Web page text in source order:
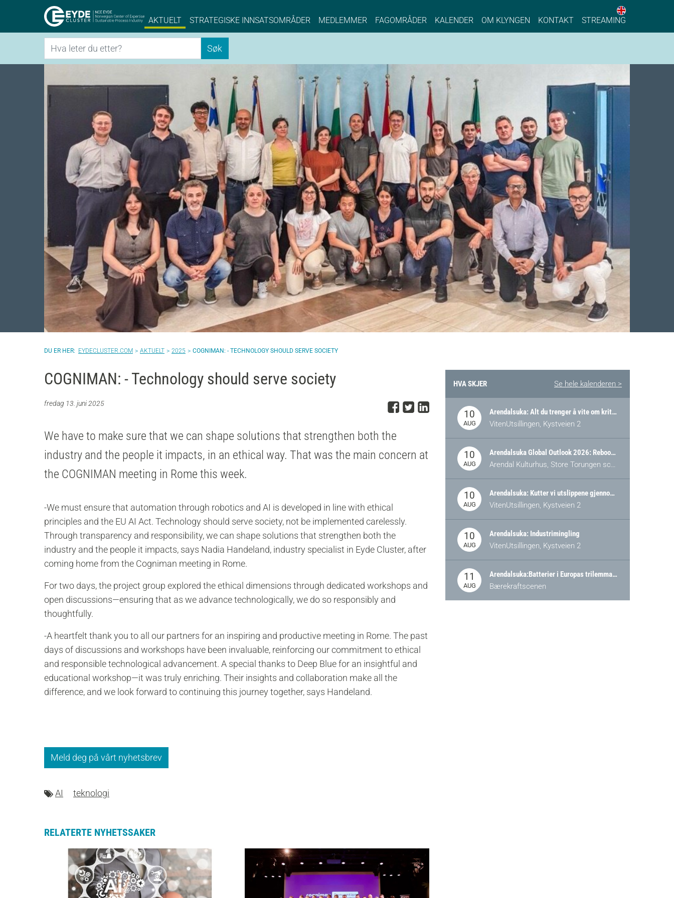
Eyde-Cluster | NCE EYDE, Norwegian Center of Expertise, Sustainable Process Industry
AKTUELT STRATEGISKE INNSATSOMRÅDER MEDLEMMER FAGOMRÅDER KALENDER OM KLYNGEN KONTAKT STREAMING
English
Søk Søk
EYDECLUSTER.COM AKTUELT 2025 COGNIMAN: - TECHNOLOGY SHOULD SERVE SOCIETY
COGNIMAN: - Technology should serve society
fredag 13. juni 2025 Del på Facebook
Del på Twitter
Del på LinkedIn
We have to make sure that we can shape solutions that strengthen both the
industry and the people it impacts, in an ethical way. That was the main concern at
the COGNIMAN meeting in Rome this week.
-We must ensure that automation through robotics and AI is developed in line with ethical
principles and the EU AI Act. Technology should serve society, not be implemented carelessly.
Through transparency and responsibility, we can shape solutions that strengthen both the
industry and the people it impacts, says Nadia Handeland, industry specialist in Eyde Cluster, after
coming home from the Cogniman meeting in Rome.
For two days, the project group explored the ethical dimensions through dedicated workshops and
open discussions—ensuring that as we advance technologically, we do so responsibly and
thoughtfully.
-A heartfelt thank you to all our partners for an inspiring and productive meeting in Rome. The past
days of discussions and workshops have been invaluable, reinforcing our commitment to ethical
and responsible technological advancement. A special thanks to Deep Blue for an insightful and
educational workshop—it was truly enriching. Their insights and collaboration make all the
difference, and we look forward to continuing this journey together, says Handeland.
Meld deg på vårt nyhetsbrev
AI teknologi
RELATERTE NYHETSSAKER
HVA SKJER Se hele kalenderen >
10
AUG
Arendalsuka: Alt du trenger å vite om kritiske og strategiske verdikjeder i Norge
VitenUtsillingen, Kystveien 2
10
AUG
Arendalsuka Global Outlook 2026: Rebooting Democracy for a New World Order
Arendal Kulturhus, Store Torungen scene
10
AUG
Arendalsuka: Kutter vi utslippene gjennom omstilling – eller tap av industri?
VitenUtsillingen, Kystveien 2
10
AUG
Arendalsuka: Industrimingling
VitenUtsillingen, Kystveien 2
11
AUG
Arendalsuka:Batterier i Europas trilemma: Energisikkerhet, konkurransekraft og bærekraft (Battery Norway-arrangement)
Bærekraftscenen